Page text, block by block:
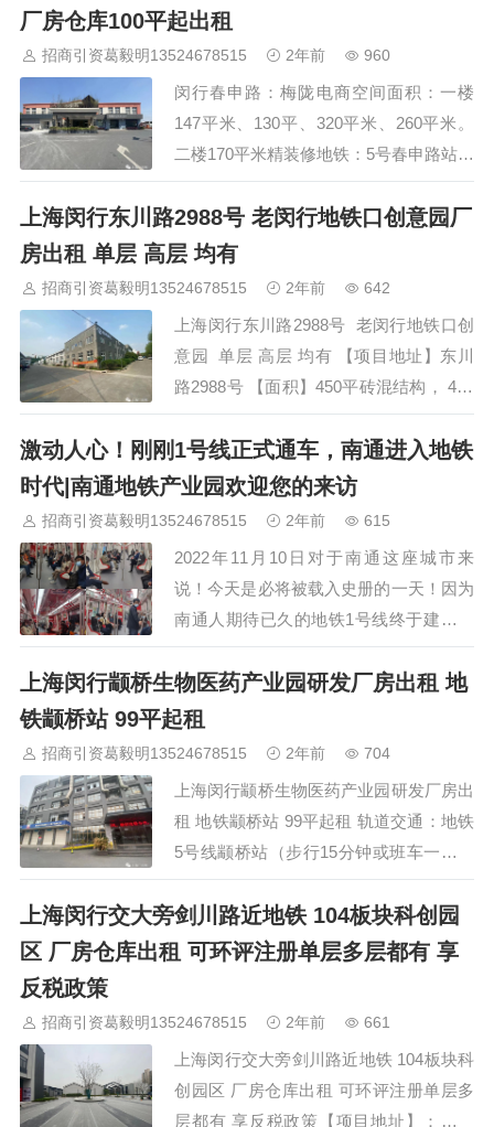
商务办公、科技研发、展厅、摄影等【单
价】1.8-2.3元/㎡/天（含税），付三押二
可分割【物业费】10元/㎡/月（含税）
（金茂物业），停车…
厂房仓库100平起出租
招商引资葛毅明13524678515 2年前 960
闵行春申路：梅陇电商空间面积：一楼
147平米、130平、320平米、260平米。
二楼170平米精装修地铁：5号春申路站报
价：1.8元，物业6元交付：标准装修主
招：办公研发、展示展厅、仓储物流、淘
宝电商、生鲜配送、食品批发零售、汽车
贴膜、宠物店等客商咨询接洽考察对接扫
下图查看全国在售厂房项目…
上海闵行东川路2988号 老闵行地铁口创意园厂
房出租 单层 高层 均有
招商引资葛毅明13524678515 2年前 642
上海闵行东川路2988号 老闵行地铁口创
意园 单层 高层 均有 【项目地址】东川
路2988号 【面积】450平砖混结构， 430
平钢结构【配套】卸货平台，配电充足，
环氧地坪，丙类消防(带喷淋)104地块，
可办环评，可注册，无税要求，可分割。
【价格】：1.15一1.35元/㎡/ 可谈【物
激动人心！刚刚1号线正式通车，南通进入地铁
时代|南通地铁产业园欢迎您的来访
招商引资葛毅明13524678515 2年前 615
2022年11月10日对于南通这座城市来
说！今天是必将被载入史册的一天！因为
南通人期待已久的地铁1号线终于建成通
车南通终于进入地铁时代南通人全城出动
激动！兴奋！开心到模糊！1现场直击！
地铁1号线正式开通南通人集体出动！ 今
天早晨7点18分，南通地铁1号线开通仪式
地铁1号线正式开通！我们南通楼市情报
编辑也头部时间来到南通地铁1号线的始
发站——平潮站，直击…
上海闵行颛桥生物医药产业园研发厂房出租 地
铁颛桥站 99平起租
招商引资葛毅明13524678515 2年前 704
上海闵行颛桥生物医药产业园研发厂房出
租 地铁颛桥站 99平起租 轨道交通：地铁
5号线颛桥站（步行15分钟或班车一站直
达）地铁15号线双柏路站700米招商面
积：1、三号楼2-8F面积99-1811㎡整层
标准装修可随意组合分割（详细空置面积
8…
上海闵行交大旁剑川路近地铁 104板块科创园
区 厂房仓库出租 可环评注册单层多层都有 享
反税政策
招商引资葛毅明13524678515 2年前 661
上海闵行交大旁剑川路近地铁 104板块科
创园区 厂房仓库出租 可环评注册单层多
层都有 享反税政策【项目地址】：闵行